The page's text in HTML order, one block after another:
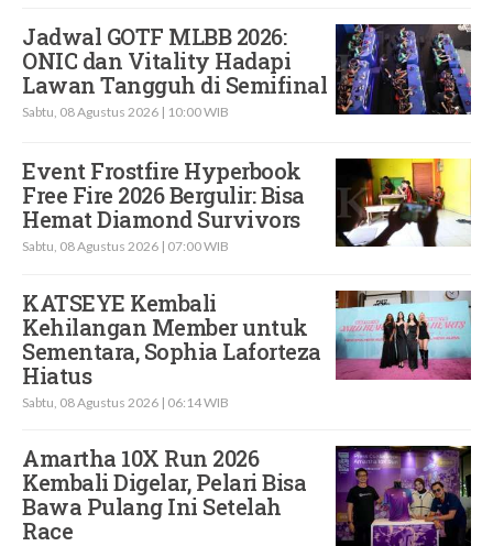
Jadwal GOTF MLBB 2026:
ONIC dan Vitality Hadapi
Lawan Tangguh di Semifinal
Sabtu, 08 Agustus 2026 | 10:00 WIB
Event Frostfire Hyperbook
Free Fire 2026 Bergulir: Bisa
Hemat Diamond Survivors
Sabtu, 08 Agustus 2026 | 07:00 WIB
KATSEYE Kembali
Kehilangan Member untuk
Sementara, Sophia Laforteza
Hiatus
Sabtu, 08 Agustus 2026 | 06:14 WIB
Amartha 10X Run 2026
Kembali Digelar, Pelari Bisa
Bawa Pulang Ini Setelah
Race